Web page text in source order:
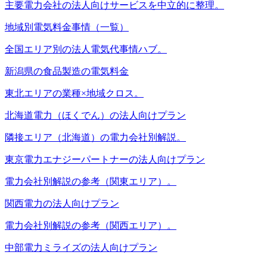
主要電力会社の法人向けサービスを中立的に整理。
地域別電気料金事情（一覧）
全国エリア別の法人電気代事情ハブ。
新潟県の食品製造の電気料金
東北エリアの業種×地域クロス。
北海道電力（ほくでん）の法人向けプラン
隣接エリア（北海道）の電力会社別解説。
東京電力エナジーパートナーの法人向けプラン
電力会社別解説の参考（関東エリア）。
関西電力の法人向けプラン
電力会社別解説の参考（関西エリア）。
中部電力ミライズの法人向けプラン